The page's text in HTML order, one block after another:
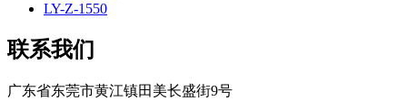
LY-Z-1550
联系我们
广东省东莞市黄江镇田美长盛街9号